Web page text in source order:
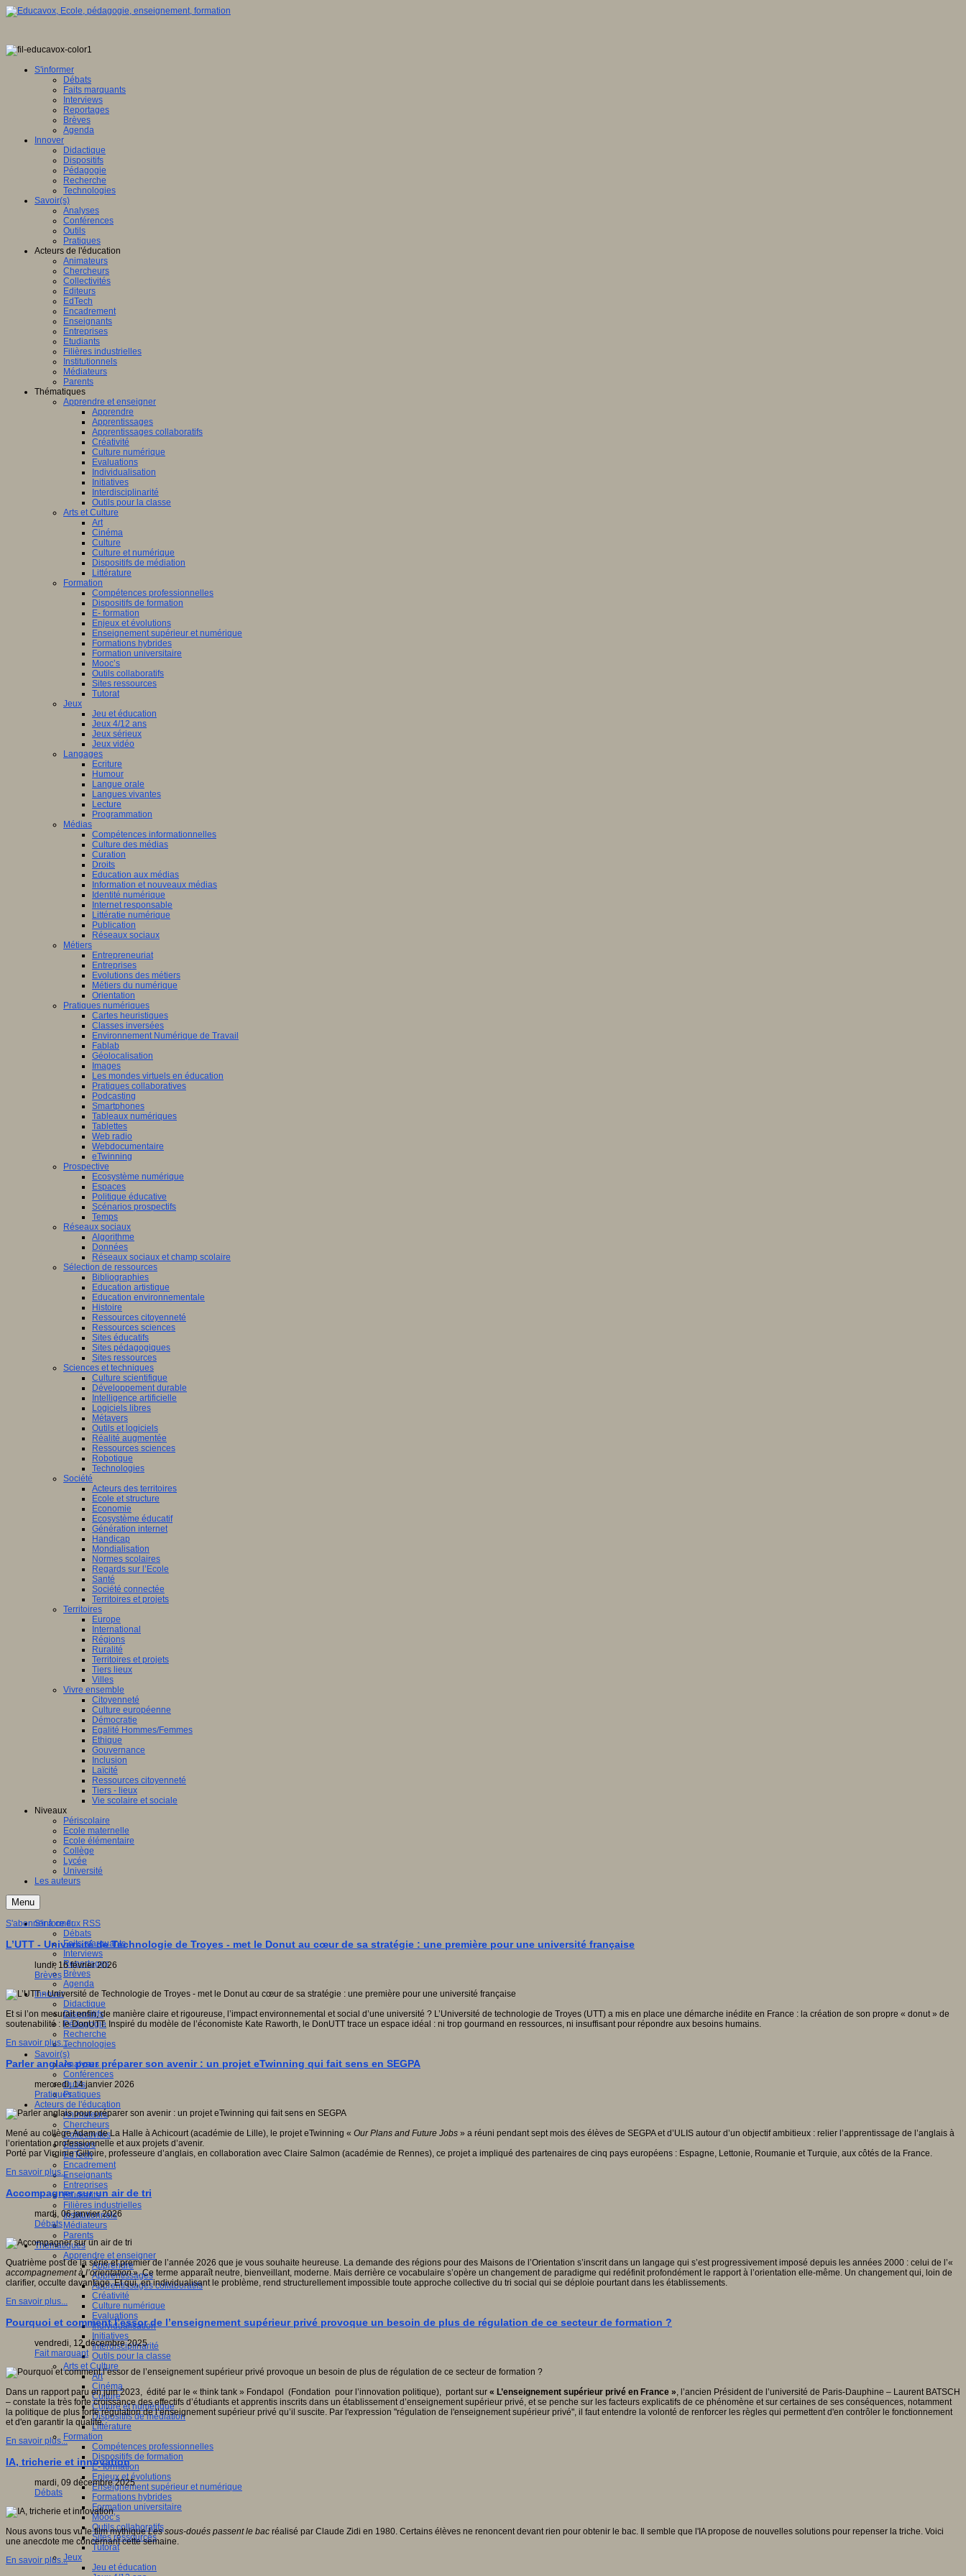
S'informer
Débats
Faits marquants
Interviews
Reportages
Brèves
Agenda
Innover
Didactique
Dispositifs
Pédagogie
Recherche
Technologies
Savoir(s)
Analyses
Conférences
Outils
Pratiques
Acteurs de l'éducation
Animateurs
Chercheurs
Collectivités
Editeurs
EdTech
Encadrement
Enseignants
Entreprises
Etudiants
Filières industrielles
Institutionnels
Médiateurs
Parents
Thématiques
Apprendre et enseigner
Apprendre
Apprentissages
Apprentissages collaboratifs
Créativité
Culture numérique
Evaluations
Individualisation
Initiatives
Interdisciplinarité
Outils pour la classe
Arts et Culture
Art
Cinéma
Culture
Culture et numérique
Dispositifs de médiation
Littérature
Formation
Compétences professionnelles
Dispositifs de formation
E- formation
Enjeux et évolutions
Enseignement supérieur et numérique
Formations hybrides
Formation universitaire
Mooc’s
Outils collaboratifs
Sites ressources
Tutorat
Jeux
Jeu et éducation
Jeux 4/12 ans
Jeux sérieux
Jeux vidéo
Langages
Ecriture
Humour
Langue orale
Langues vivantes
Lecture
Programmation
Médias
Compétences informationnelles
Culture des médias
Curation
Droits
Education aux médias
Information et nouveaux médias
Identité numérique
Internet responsable
Littératie numérique
Publication
Réseaux sociaux
Métiers
Entrepreneuriat
Entreprises
Evolutions des métiers
Métiers du numérique
Orientation
Pratiques numériques
Cartes heuristiques
Classes inversées
Environnement Numérique de Travail
Fablab
Géolocalisation
Images
Les mondes virtuels en éducation
Pratiques collaboratives
Podcasting
Smartphones
Tableaux numériques
Tablettes
Web radio
Webdocumentaire
eTwinning
Prospective
Ecosystème numérique
Espaces
Politique éducative
Scénarios prospectifs
Temps
Réseaux sociaux
Algorithme
Données
Réseaux sociaux et champ scolaire
Sélection de ressources
Bibliographies
Education artistique
Education environnementale
Histoire
Ressources citoyenneté
Ressources sciences
Sites éducatifs
Sites pédagogiques
Sites ressources
Sciences et techniques
Culture scientifique
Développement durable
Intelligence artificielle
Logiciels libres
Métavers
Outils et logiciels
Réalité augmentée
Ressources sciences
Robotique
Technologies
Société
Acteurs des territoires
Ecole et structure
Economie
Ecosystème éducatif
Génération internet
Handicap
Mondialisation
Normes scolaires
Regards sur l’Ecole
Santé
Société connectée
Territoires et projets
Territoires
Europe
International
Régions
Ruralité
Territoires et projets
Tiers lieux
Villes
Vivre ensemble
Citoyenneté
Culture européenne
Démocratie
Egalité Hommes/Femmes
Ethique
Gouvernance
Inclusion
Laïcité
Ressources citoyenneté
Tiers - lieux
Vie scolaire et sociale
Niveaux
Périscolaire
Ecole maternelle
Ecole élémentaire
Collège
Lycée
Université
Les auteurs
Menu
S'informer
Débats
Faits marquants
Interviews
Reportages
Brèves
Agenda
Innover
Didactique
Dispositifs
Pédagogie
Recherche
Technologies
Savoir(s)
Analyses
Conférences
Outils
Pratiques
Acteurs de l'éducation
Animateurs
Chercheurs
Collectivités
Editeurs
EdTech
Encadrement
Enseignants
Entreprises
Etudiants
Filières industrielles
Institutionnels
Médiateurs
Parents
Thématiques
Apprendre et enseigner
Apprendre
Apprentissages
Apprentissages collaboratifs
Créativité
Culture numérique
Evaluations
Individualisation
Initiatives
Interdisciplinarité
Outils pour la classe
Arts et Culture
Art
Cinéma
Culture
Culture et numérique
Dispositifs de médiation
Littérature
Formation
Compétences professionnelles
Dispositifs de formation
E- formation
Enjeux et évolutions
Enseignement supérieur et numérique
Formations hybrides
Formation universitaire
Mooc’s
Outils collaboratifs
Sites ressources
Tutorat
Jeux
Jeu et éducation
S'abonner à ce flux RSS
L’UTT - Université de Technologie de Troyes - met le Donut au cœur de sa stratégie : une première pour une université française
lundi, 16 février 2026
Brèves
Et si l’on mesurait enfin, de manière claire et rigoureuse, l’impact environnemental et social d’une université ? L’Université de technologie de Troyes (UTT) a mis en place une démarche inédite en France : la création de son propre « donut » de
soutenabilité : le DonUTT. Inspiré du modèle de l’économiste Kate Raworth, le DonUTT trace un espace idéal : ni trop gourmand en ressources, ni insuffisant pour répondre aux besoins humains.
En savoir plus...
Parler anglais pour préparer son avenir : un projet eTwinning qui fait sens en SEGPA
mercredi, 14 janvier 2026
Pratiques
Mené au collège Adam de La Halle à Achicourt (académie de Lille), le projet eTwinning « Our Plans and Future Jobs » a réuni pendant sept mois des élèves de SEGPA et d’ULIS autour d’un objectif ambitieux : relier l’apprentissage de l’anglais à
l’orientation professionnelle et aux projets d’avenir.
Porté par Virginie Gilloire, professeure d’anglais, en collaboration avec Claire Salmon (académie de Rennes), ce projet a impliqué des partenaires de cinq pays européens : Espagne, Lettonie, Roumanie et Turquie, aux côtés de la France.
En savoir plus...
Accompagner sur un air de tri
mardi, 06 janvier 2026
Débats
Quatrième post de la série et premier de l’année 2026 que je vous souhaite heureuse. La demande des régions pour des Maisons de l’Orientation s’inscrit dans un langage qui s’est progressivement imposé depuis les années 2000 : celui de l’«
accompagnement à l’orientation». Ce terme apparaît neutre, bienveillant, moderne. Mais derrière ce vocabulaire s’opère un changement de paradigme qui redéfinit profondément le rapport à l’orientation elle-même. Un changement qui, loin de
clarifier, occulte davantage. Et qui, en individualisant le problème, rend structurellement impossible toute approche collective du tri social qui se déploie pourtant dans les établissements.
En savoir plus...
Pourquoi et comment l’essor de l’enseignement supérieur privé provoque un besoin de plus de régulation de ce secteur de formation ?
vendredi, 12 décembre 2025
Fait marquant
Dans un rapport paru en juin 2023, édité par le « think tank » Fondapol (Fondation pour l’innovation politique), portant sur « L’enseignement supérieur privé en France », l’ancien Président de l’université de Paris-Dauphine – Laurent BATSCH
– constate la très forte croissance des effectifs d’étudiants et apprentis inscrits dans un établissement d’enseignement supérieur privé, et se penche sur les facteurs explicatifs de ce phénomène et sur certaines de ses conséquences, notamment
la politique de plus forte régulation de l’enseignement supérieur privé qu’il suscite. Par l'expression "régulation de l'enseignement supérieur privé", il faut entendre la volonté de renforcer les règles qui permettent d'en contrôler le fonctionnement
et d'en garantir la qualité.
En savoir plus...
IA, tricherie et innovation
mardi, 09 décembre 2025
Débats
Nous avons tous vu le film mythiqueLes sous-doués passent le bac réalisé par Claude Zidi en 1980. Certains élèves ne renoncent devant rien pour obtenir le bac. Il semble que l'IA propose de nouvelles solutions pour repenser la triche. Voici
une anecdote me concernant cette semaine.
En savoir plus...